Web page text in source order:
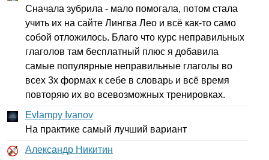
Сначала зубрила - мало помогала, потом стала
учить их на сайте Лингва Лео и всё как-то само
собой отложилось. Благо что курс неправильных
глаголов там бесплатный плюс я добавила
самые популярные неправильные глаголы во
всех 3х формах к себе в словарь и всё время
повторяю их во всевозможных тренировках.
Evlampy Ivanov
На практике самый лучший вариант
Александр Никитин